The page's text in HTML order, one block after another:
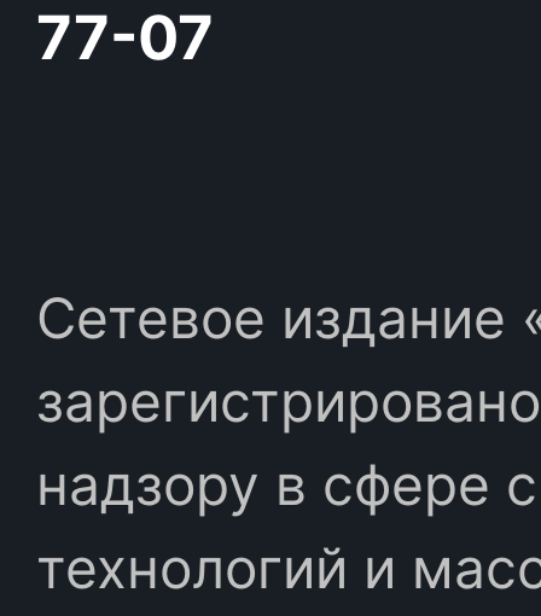
77-07
Сетевое издание
надзору в сфере
технологий и